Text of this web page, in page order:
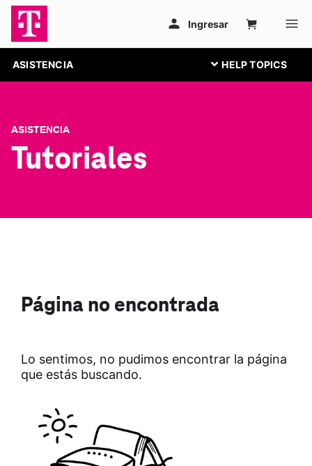
ASISTENCIA
ASISTENCIA
Tutoriales